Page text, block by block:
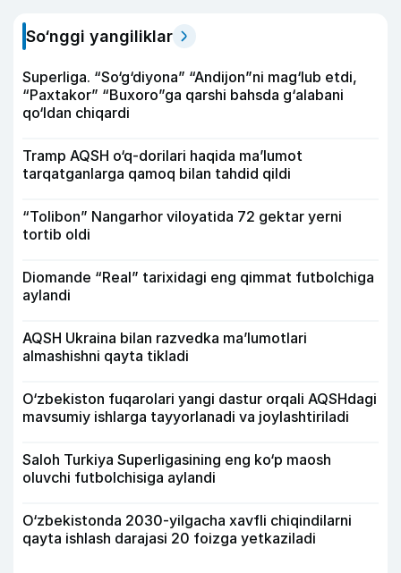
So‘nggi yangiliklar
Superliga. “So‘g‘diyona” “Andijon”ni mag‘lub etdi,
“Paxtakor” “Buxoro”ga qarshi bahsda g‘alabani
qo‘ldan chiqardi
Tramp AQSH o‘q-dorilari haqida ma’lumot
tarqatganlarga qamoq bilan tahdid qildi
“Tolibon” Nangarhor viloyatida 72 gektar yerni
tortib oldi
Diomande “Real” tarixidagi eng qimmat futbolchiga
aylandi
AQSH Ukraina bilan razvedka ma’lumotlari
almashishni qayta tikladi
O‘zbekiston fuqarolari yangi dastur orqali AQSHdagi
mavsumiy ishlarga tayyorlanadi va joylashtiriladi
Saloh Turkiya Superligasining eng ko‘p maosh
oluvchi futbolchisiga aylandi
O‘zbekistonda 2030-yilgacha xavfli chiqindilarni
qayta ishlash darajasi 20 foizga yetkaziladi